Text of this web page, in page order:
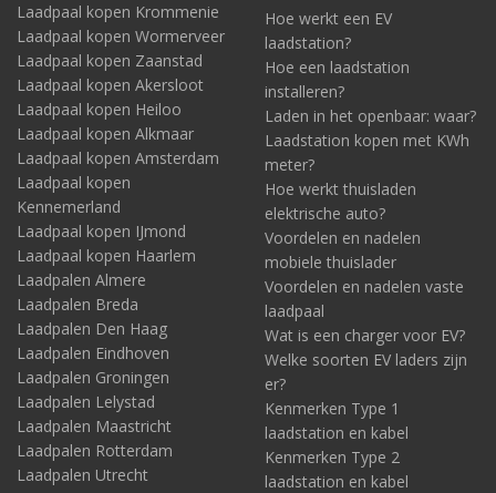
Laadpaal kopen Krommenie
Laadpaal kopen Wormerveer
Laadpaal kopen Zaanstad
Laadpaal kopen Akersloot
Laadpaal kopen Heiloo
Laadpaal kopen Alkmaar
Laadpaal kopen Amsterdam
Laadpaal kopen
Kennemerland
Laadpaal kopen IJmond
Laadpaal kopen Haarlem
Laadpalen Almere
Laadpalen Breda
Laadpalen Den Haag
Laadpalen Eindhoven
Laadpalen Groningen
Laadpalen Lelystad
Laadpalen Maastricht
Laadpalen Rotterdam
Laadpalen Utrecht
Hoe werkt een EV
laadstation?
Hoe een laadstation
installeren?
Laden in het openbaar: waar?
Laadstation kopen met KWh
meter?
Hoe werkt thuisladen
elektrische auto?
Voordelen en nadelen
mobiele thuislader
Voordelen en nadelen vaste
laadpaal
Wat is een charger voor EV?
Welke soorten EV laders zijn
er?
Kenmerken Type 1
laadstation en kabel
Kenmerken Type 2
laadstation en kabel